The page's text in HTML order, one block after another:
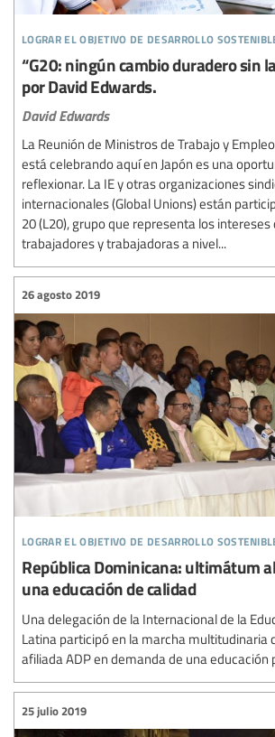
lograr el objetivo de desarrollo
“G20: ningún cambio duradero sin
por David Edwards.
David Edwards
La Reunión de Ministros de Trabajo y
está celebrando aquí en Japón es una
reflexionar. La IE y otras organizaciones
internacionales (Global Unions) están
20 (L20), grupo que representa los intereses
trabajadores y trabajadoras a nivel...
lograr el objetivo de desarrollo
26 agosto 2019
República Dominicana: ultimátum
una educación de calidad
Una delegación de la Internacional de la
Latina participó en la marcha multitudinaria
afiliada ADP en demanda de una educación
25 julio 2019